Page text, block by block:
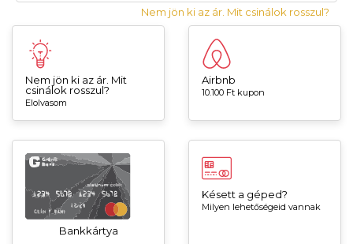
Nem jön ki az ár. Mit csinálok rosszul?
Nem jön ki az ár. Mit
csinálok rosszul?
Elolvasom
Airbnb
10.100 Ft kupon
Bankkártya
Késett a géped?
Milyen lehetőségeid vannak